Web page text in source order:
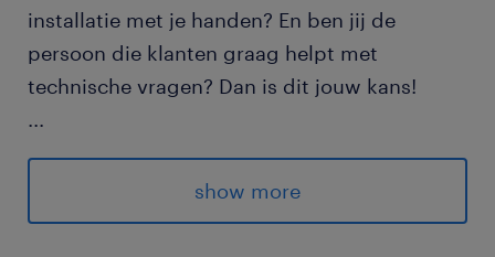
installatie met je handen? En ben jij de
persoon die klanten graag helpt met
technische vragen? Dan is dit jouw kans!
...
Er ligt een prachtige baan voor je klaar
waarbij je vanaf dag één in dienst bent bij de
opdrachtgever. Je gaat aan de slag gaat bij
show more